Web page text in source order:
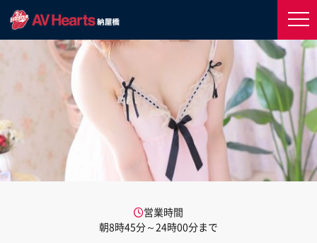
営業時間
朝8時45分～24時00分まで